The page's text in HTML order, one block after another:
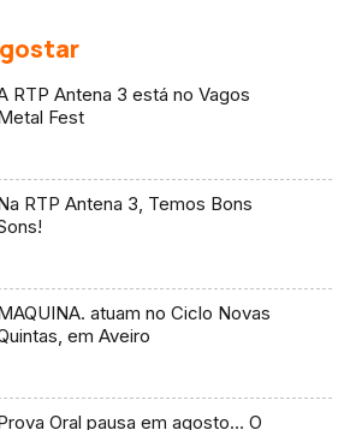
RTP Antena 3 está no Vagos
Fest
RTP Antena 3, Temos Bons
atuam no Ciclo Novas
em Aveiro
Oral pausa em agosto… O